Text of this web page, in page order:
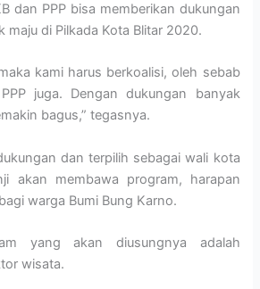
dan PPP bisa memberikan dukungan
maju di Pilkada Kota Blitar 2020.
kami harus berkoalisi, oleh sebab
juga. Dengan dukungan banyak
bagus,” tegasnya.
dan terpilih sebagai wali kota
akan membawa program, harapan
warga Bumi Bung Karno.
yang akan diusungnya adalah
wisata.